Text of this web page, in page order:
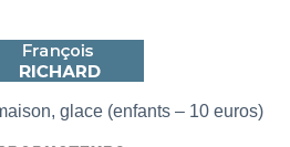
glace (enfants – 10 euros)